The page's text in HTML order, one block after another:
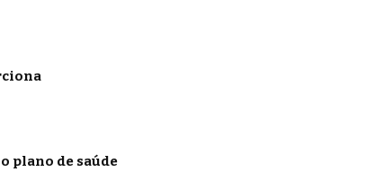
plano de saúde